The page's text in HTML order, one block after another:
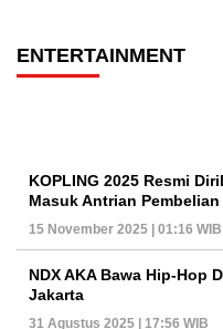
ENTERTAINMENT
KOPLING 2025 Resmi
Masuk Antrian
15 November 2025 | 01:16 WIB
NDX AKA Bawa Hip-Hop
Jakarta
31 Agustus 2025 | 17:56 WIB